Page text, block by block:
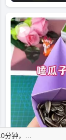
警告：本游戏可能改写你的2026年
效率神器
明明是个游戏，却像经历了一场人生
为自己安排一场 说走就走的旅行